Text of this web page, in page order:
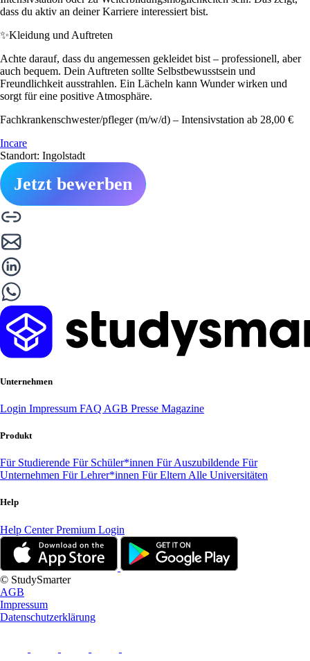
dass du aktiv an deiner Karriere interessiert bist.
✨Kleidung und Auftreten
Achte darauf, dass du angemessen gekleidet bist – professionell, aber
auch bequem. Dein Auftreten sollte Selbstbewusstsein und
Freundlichkeit ausstrahlen. Ein Lächeln kann Wunder wirken und
sorgt für eine positive Atmosphäre.
Fachkrankenschwester/pfleger (m/w/d) – Intensivstation ab 28,00 €
Incare
Standort: Ingolstadt
Jetzt bewerben
Unternehmen
Login Impressum FAQ AGB Presse Magazine
Produkt
Für Studierende Für Schüler*innen Für Auszubildende Für
Unternehmen Für Lehrer*innen Für Eltern Alle Universitäten
Help
Help CenterPremium Login
© StudySmarter
AGB
Impressum
Datenschutzerklärung